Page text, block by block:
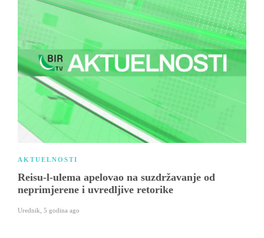
AKTUELNOSTI
Reisu-l-ulema apelovao na suzdržavanje od
neprimjerene i uvredljive retorike
Urednik 5 godina ago